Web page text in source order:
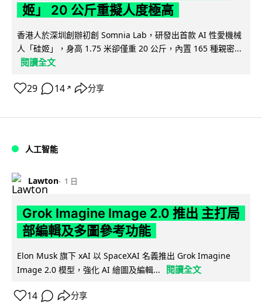
姬」 20 公斤重擬人度極高
香港人於深圳創辦初創 Somnia Lab，研發出首款 AI 性愛機械
人「硅姬」，身高 1.75 米卻僅重 20 公斤，內置 165 種親密...
閱讀全文
29 14 ↗ 分享
人工智能
Lawton 1 日
Grok Imagine Image 2.0 推出 主打局
部編輯及多圖參考功能
Elon Musk 旗下 xAI 以 SpaceXAI 名義推出 Grok Imagine
Image 2.0 模型，強化 AI 繪圖及編輯...
閱讀全文
14 分享